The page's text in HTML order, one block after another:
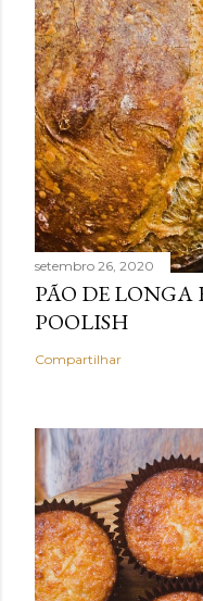
setembro 26, 2020
PÃO DE LONGA
POOLISH
Compartilhar